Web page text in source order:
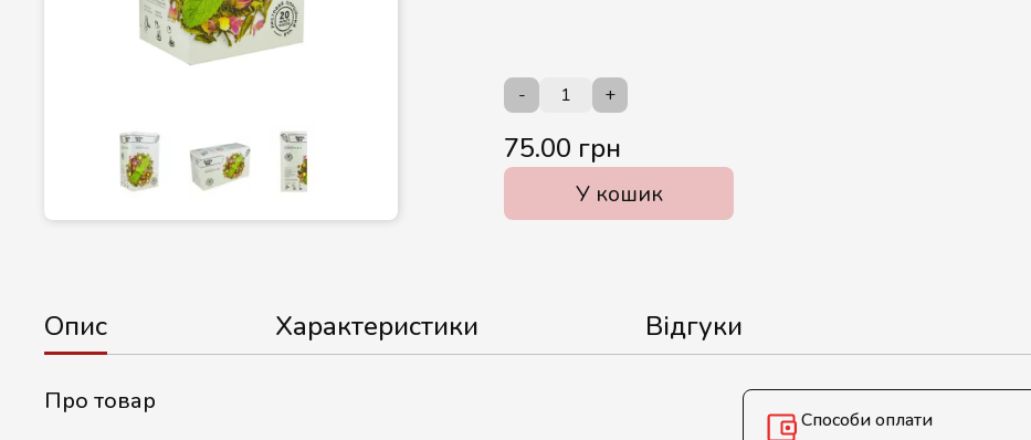
- +
75.00 грн
У кошик
Опис Характеристики Відгуки
Про товар
Способи оплати